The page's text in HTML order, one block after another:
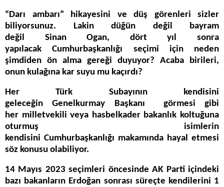
“Darı ambarı” hikayesini ve düş görenleri sizler
biliyorsunuz. Lakin düğün değil bayram
değil Sinan Ogan, dört yıl sonra
yapılacak Cumhurbaşkanlığı seçimi için neden
şimdiden ön alma gereği duyuyor? Acaba birileri,
onun kulağına kar suyu mu kaçırdı?
Her Türk Subayının kendisini
geleceğin Genelkurmay Başkanı görmesi gibi
her milletvekili veya hasbelkader bakanlık koltuğuna
oturmuş isimlerin
kendisini Cumhurbaşkanlığı makamında hayal etmesi
söz konusu olabiliyor.
14 Mayıs 2023 seçimleri öncesinde AK Parti içindeki
bazı bakanların Erdoğan sonrası süreçte kendilerini 1